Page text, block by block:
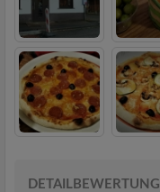
DETAILBEWERTUNG